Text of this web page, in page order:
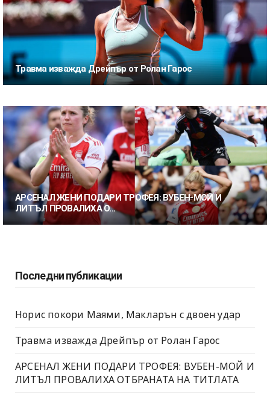
Травма изважда Дрейпър от Ролан Гарос
АРСЕНАЛ ЖЕНИ ПОДАРИ ТРОФЕЯ: ВУБЕН-МОЙ И
ЛИТЪЛ ПРОВАЛИХА О...
Последни публикации
Норис покори Маями, Макларън с двоен удар
Травма изважда Дрейпър от Ролан Гарос
АРСЕНАЛ ЖЕНИ ПОДАРИ ТРОФЕЯ: ВУБЕН-МОЙ И
ЛИТЪЛ ПРОВАЛИХА ОТБРАНАТА НА ТИТЛАТА